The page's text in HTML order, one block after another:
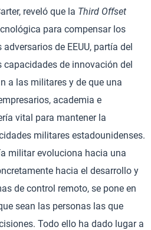
reveló que la Third Offset
para compensar los
de EEUU, partía del
capacidades de innovación del
a las militares y de que una
academia e
vital para mantener la
militares estadounidenses.
militar evoluciona hacia una
hacia el desarrollo y
de control remoto, se pone en
sean las personas las que
Todo ello ha dado lugar a